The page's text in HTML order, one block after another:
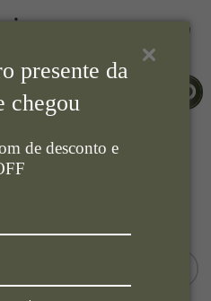
presente da
chegou
de desconto e
para Bolo